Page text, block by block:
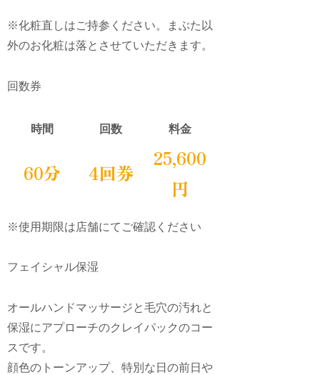
※化粧直しはご持参ください。まぶた以
外のお化粧は落とさせていただきます。
回数券
時間 回数 料金
60分 4回券
25,600
円
※使用期限は店舗にてご確認ください
フェイシャル保湿
オールハンドマッサージと毛穴の汚れと
保湿にアプローチのクレイパックのコー
スです。
顔色のトーンアップ、特別な日の前日や